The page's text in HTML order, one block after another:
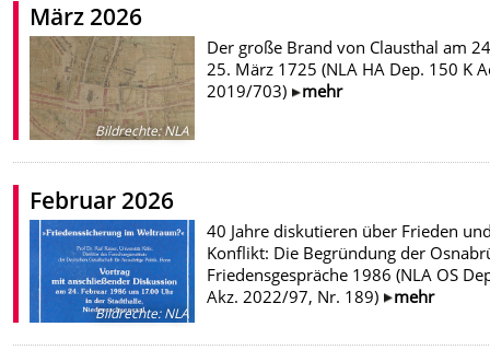
März 2026
Bildrechte:NLA
Der große Brand von Clausthal am
25. März 1725 (NLA HA Dep. 150 K
2019/703)
mehr
Februar 2026
Bildrechte:NLA
40 Jahre diskutieren über Frieden
Konflikt: Die Begründung der
Friedensgespräche 1986 (NLA OS
Akz. 2022/97, Nr. 189)
mehr